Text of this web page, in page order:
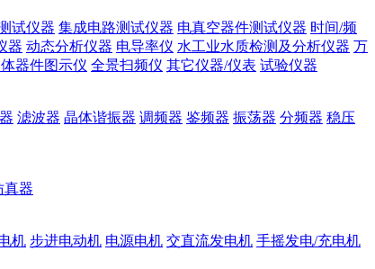
试仪器 集成电路测试仪器 电真空器件测试仪器 时间/频
器 动态分析仪器 电导率仪 水工业水质检测及分析仪器 万
器件图示仪 全景扫频仪 其它仪器/仪表 试验仪器
滤波器 晶体谐振器 调频器 鉴频器 振荡器 分频器 稳压
真器
机 步进电动机 电源电机 交直流发电机 手摇发电/充电机